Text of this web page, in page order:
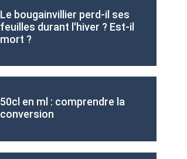
Le bougainvillier perd-il ses
feuilles durant l'hiver ? Est-il
mort ?
50cl en ml : comprendre la
conversion